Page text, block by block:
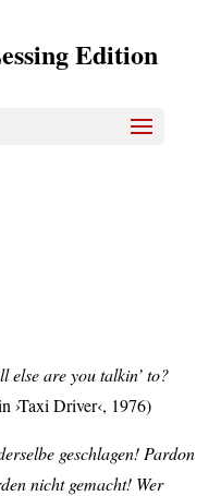
Edition
else are you talkin’ to?
›Taxi Driver‹, 1976)
geschlagen! Pardon
nicht gemacht! Wer